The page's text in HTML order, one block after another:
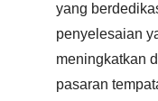
yang
penyelesaian
meningkatkan
pasaran